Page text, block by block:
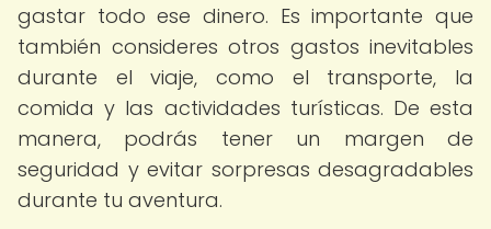
gastar todo ese dinero. Es importante que
también consideres otros gastos inevitables
durante el viaje, como el transporte, la
comida y las actividades turísticas. De esta
manera, podrás tener un margen de
seguridad y evitar sorpresas desagradables
durante tu aventura.